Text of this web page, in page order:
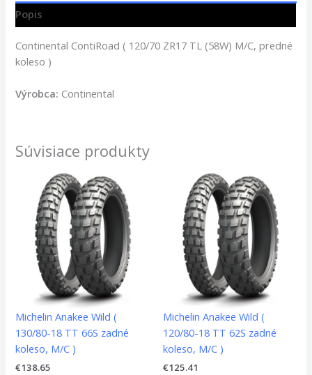
Popis
Continental ContiRoad ( 120/70 ZR17 TL (58W) M/C, predné
koleso )
Výrobca: Continental
Súvisiace produkty
Michelin Anakee Wild (
130/80-18 TT 66S zadné
koleso, M/C )
€138.65
Michelin Anakee Wild (
120/80-18 TT 62S zadné
koleso, M/C )
€125.41